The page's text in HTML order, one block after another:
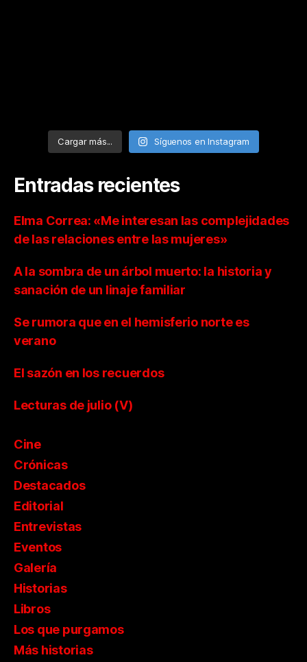
Cargar más... Síguenos en Instagram
Entradas recientes
Elma Correa: «Me interesan las complejidades
de las relaciones entre las mujeres»
A la sombra de un árbol muerto: la historia y
sanación de un linaje familiar
Se rumora que en el hemisferio norte es
verano
El sazón en los recuerdos
Lecturas de julio (V)
Cine
Crónicas
Destacados
Editorial
Entrevistas
Eventos
Galería
Historias
Libros
Los que purgamos
Más historias